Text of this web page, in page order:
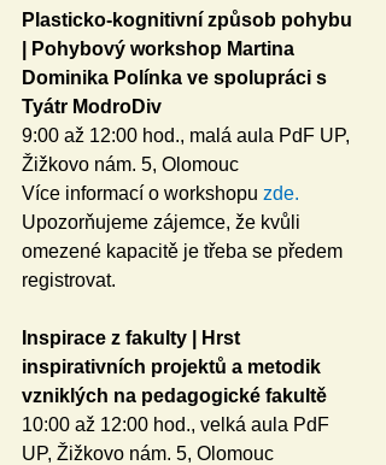
Plasticko-kognitivní způsob pohybu
| Pohybový workshop Martina
Dominika Polínka ve spolupráci s
Tyátr ModroDiv
9:00 až 12:00 hod., malá aula PdF UP,
Žižkovo nám. 5, Olomouc
Více informací o workshopu zde.
Upozorňujeme zájemce, že kvůli
omezené kapacitě je třeba se předem
registrovat.
Inspirace z fakulty | Hrst
inspirativních projektů a metodik
vzniklých na pedagogické fakultě
10:00 až 12:00 hod., velká aula PdF
UP, Žižkovo nám. 5, Olomouc